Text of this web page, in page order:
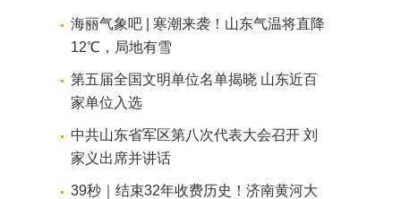
海丽气象吧 | 寒潮来袭！山东气温将直降
12℃，局地有雪
第五届全国文明单位名单揭晓 山东近百
家单位入选
中共山东省军区第八次代表大会召开 刘
家义出席并讲话
39秒｜结束32年收费历史！济南黄河大